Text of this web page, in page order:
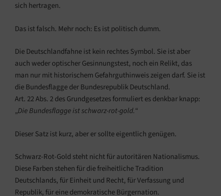
sich hertragen.
Das ist falsch. Mehr noch: Es ist politisch dumm.
Die Deutschlandfahne ist kein rechtes Symbol. Sie ist aber
auch weder optischer Gesinnungstest, noch ein Relikt, das
man nur mit historischem Gefahrguthinweis zeigen darf. Sie ist
die Bundesflagge der Bundesrepublik Deutschland.
Art. 22 Abs. 2 des Grundgesetzes formuliert es denkbar knapp:
„Die Bundesflagge ist schwarz-rot-gold.“
Dieser Satz ist kurz, aber er sollte eigentlich genügen.
Schwarz-Rot-Gold steht nicht für autoritären Nationalismus.
Diese Farben stehen für die freiheitliche Tradition
Deutschlands, für Einheit und Recht, für Verfassung und
Republik, für eine demokratische Bürgernation.